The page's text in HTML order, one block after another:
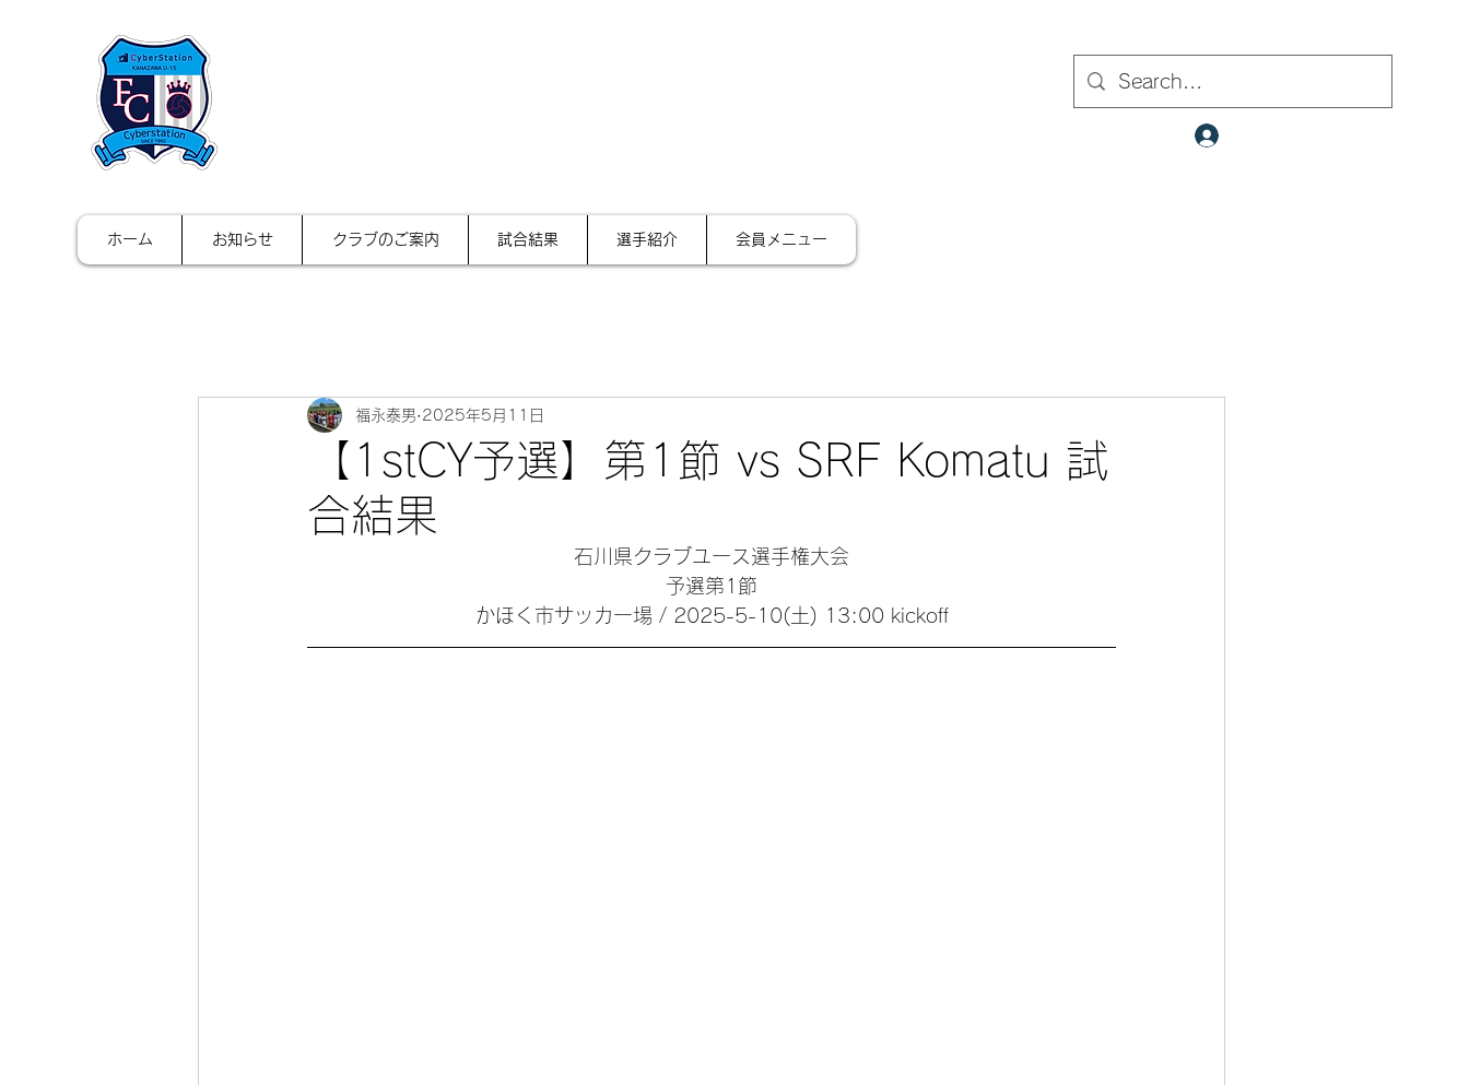
ホーム お知らせ クラブのご案内 試合結果 選手紹介 会員メニュー
【1stCY予選】第1節 vs SRF Komatu 試
合結果
福永泰男 2025年5月11日
石川県クラブユース選手権大会
予選第1節
かほく市サッカー場 / 2025-5-10(土) 13:00 kickoff